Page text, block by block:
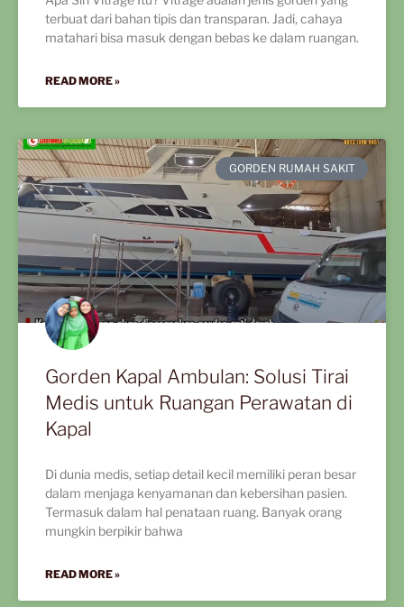
terbuat dari bahan tipis dan transparan. Jadi, cahaya
matahari bisa masuk dengan bebas ke dalam ruangan.
READ MORE »
GORDEN RUMAH SAKIT
Gorden Kapal Ambulan: Solusi Tirai
Medis untuk Ruangan Perawatan di
Kapal
Di dunia medis, setiap detail kecil memiliki peran besar
dalam menjaga kenyamanan dan kebersihan pasien.
Termasuk dalam hal penataan ruang. Banyak orang
mungkin berpikir bahwa
READ MORE »